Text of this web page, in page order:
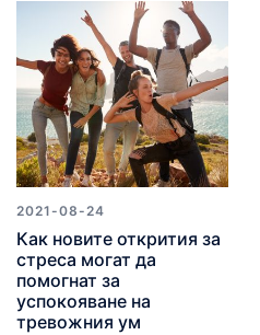
2021-08-24
Как новите открития за
стреса могат да
помогнат за
успокояване на
тревожния ум